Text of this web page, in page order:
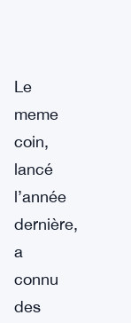
Le
meme
coin,
lancé
l’année
dernière,
a
connu
des